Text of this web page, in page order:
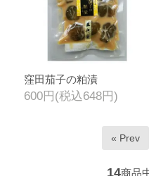
窪田茄子の粕漬
600円(税込648円)
« Prev
14商品